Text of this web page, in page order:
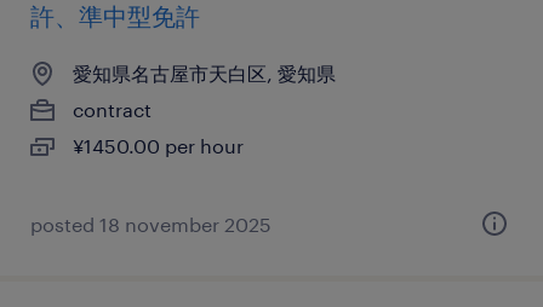
許、準中型免許
愛知県名古屋市天白区, 愛知県
contract
¥1450.00 per hour
posted 18 november 2025